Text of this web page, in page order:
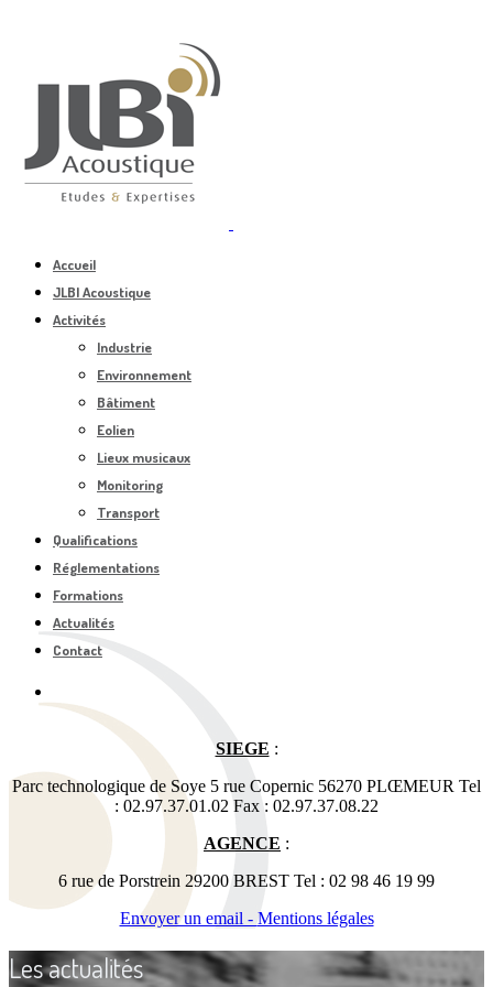
Accueil
JLBI Acoustique
Activités
Industrie
Environnement
Bâtiment
Eolien
Lieux musicaux
Monitoring
Transport
Qualifications
Réglementations
Formations
Actualités
Contact
SIEGE :
Parc technologique de Soye 5 rue Copernic 56270 PLŒMEUR Tel
: 02.97.37.01.02 Fax : 02.97.37.08.22
AGENCE :
6 rue de Porstrein 29200 BREST Tel : 02 98 46 19 99
Envoyer un email - Mentions légales
Les actualités